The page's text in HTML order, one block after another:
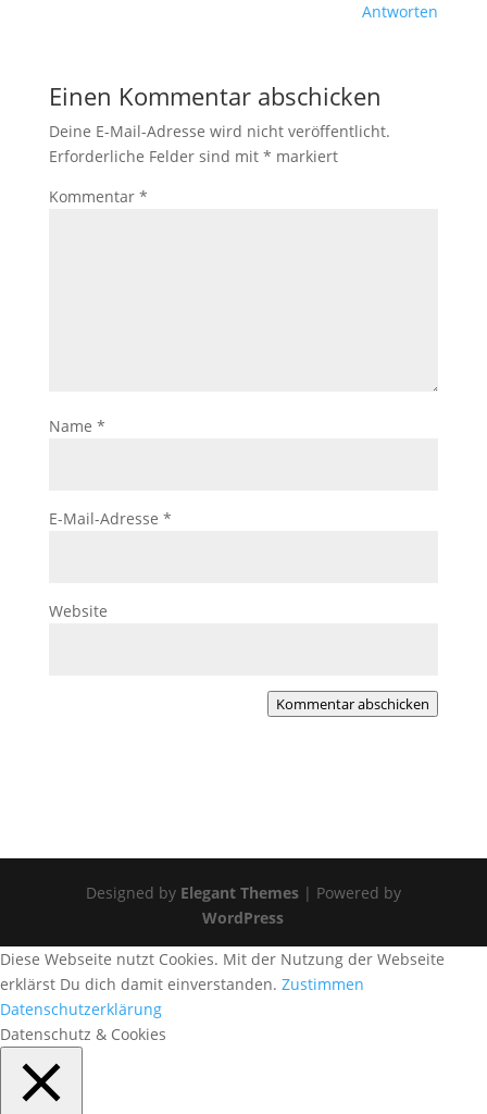
Antworten
Einen Kommentar abschicken
Deine E-Mail-Adresse wird nicht veröffentlicht.
Erforderliche Felder sind mit * markiert
Kommentar *
Name *
E-Mail-Adresse *
Website
Kommentar abschicken
Designed by Elegant Themes| Powered by
WordPress
Diese Webseite nutzt Cookies. Mit der Nutzung der Webseite
erklärst Du dich damit einverstanden. Zustimmen
Datenschutzerklärung
Datenschutz & Cookies